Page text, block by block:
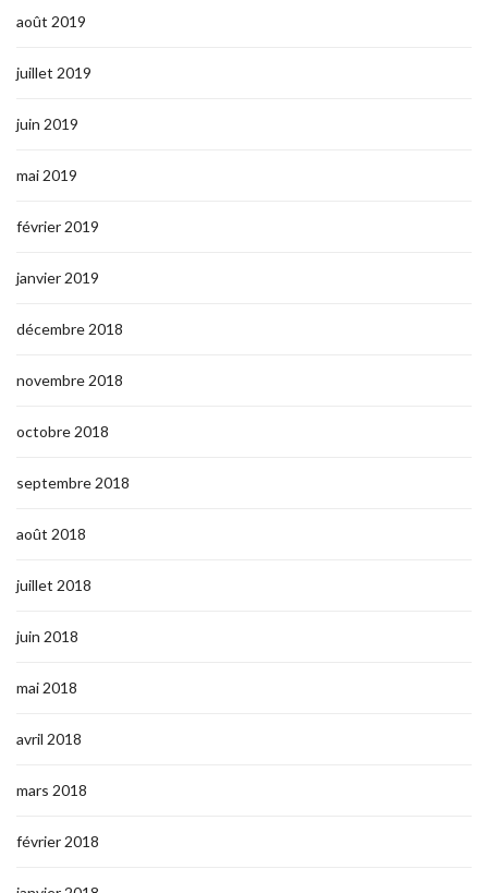
août 2019
juillet 2019
juin 2019
mai 2019
février 2019
janvier 2019
décembre 2018
novembre 2018
octobre 2018
septembre 2018
août 2018
juillet 2018
juin 2018
mai 2018
avril 2018
mars 2018
février 2018